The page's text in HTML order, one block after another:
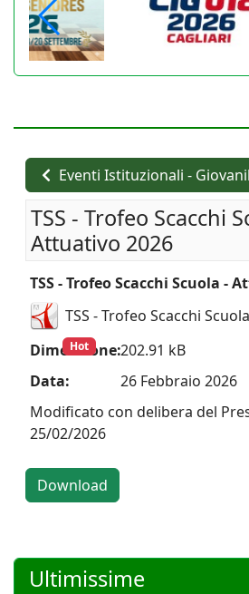
Eventi Istituzionali -
TSS - Trofeo Scacchi
Attuativo 2026
TSS - Trofeo Scacchi Scuola -
TSS - Trofeo Scacchi
Hot
Dimensione:202.91 kB
Data:
26 Febbraio 2026
Modificato con delibera del
25/02/2026
Ultimissime